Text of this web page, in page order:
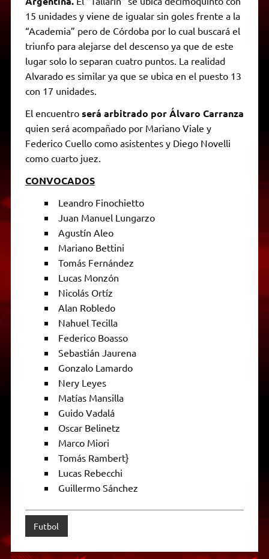
15 unidades y viene de igualar sin goles frente a la
“Academia” pero de Córdoba por lo cual buscará el
triunfo para alejarse del descenso ya que de este
lugar solo lo separan cuatro puntos. La realidad
Alvarado es similar ya que se ubica en el puesto 13
con 17 unidades.
El encuentro será arbitrado por Álvaro Carranza
quien será acompañado por Mariano Viale y
Federico Cuello como asistentes y Diego Novelli
como cuarto juez.
CONVOCADOS
Leandro Finochietto
Juan Manuel Lungarzo
Agustín Aleo
Mariano Bettini
Tomás Fernández
Lucas Monzón
Nicolás Ortíz
Alan Robledo
Nahuel Tecilla
Federico Boasso
Sebastián Jaurena
Gonzalo Lamardo
Nery Leyes
Matías Mansilla
Guido Vadalá
Oscar Belinetz
Marco Miori
Tomás Rambert}
Lucas Rebecchi
Guillermo Sánchez
Futbol